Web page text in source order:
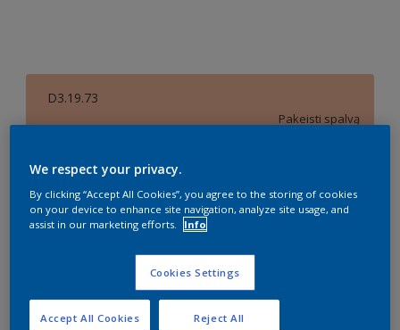
D3.19.73
Pakeisti spalvą
Dydis
1 l 2,5 l 10 l
Skaičiuoti
We respect your privacy.
By clicking “Accept All Cookies”, you agree to the storing of cookies
on your device to enhance site navigation, analyze site usage, and
assist in our marketing efforts.
Info
Cookies Settings
Reject All
Accept All Cookies